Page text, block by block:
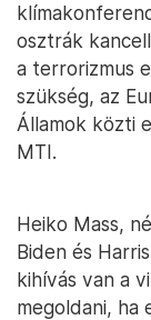
osztrák
a terrorizmus
szükség, az
Államok közti
MTI.
Heiko Mass,
Biden és
kihívás van a
megoldani, ha